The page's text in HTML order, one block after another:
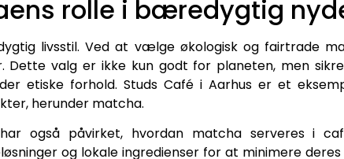
rolle i bæredygtig
livsstil. Ved at vælge økologisk og fairtrade
Dette valg er ikke kun godt for planeten, men
etiske forhold. Studs Café i Aarhus er et
herunder matcha.
også påvirket, hvordan matcha serveres i
og lokale ingredienser for at minimere deres